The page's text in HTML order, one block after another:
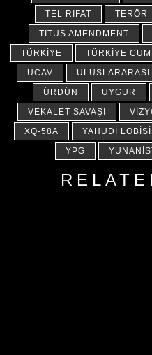
TEL RIFAT
TERÖR
TITUS AMENDMENT
TÜRKIYE
TÜRKIYE
UCAV
ULUSLARARASI
ÜRDÜN
UYGUR
VEKALET SAVAŞI
XQ-58A
YAHUDI LOBISI
YPG